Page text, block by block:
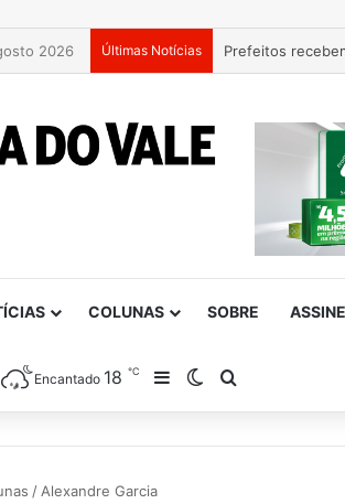
2026 Últimas Notícias
COLUNAS SOBRE
Encantado 18℃ Barra Lateral
Switch skin
/ Alexandre Garcia